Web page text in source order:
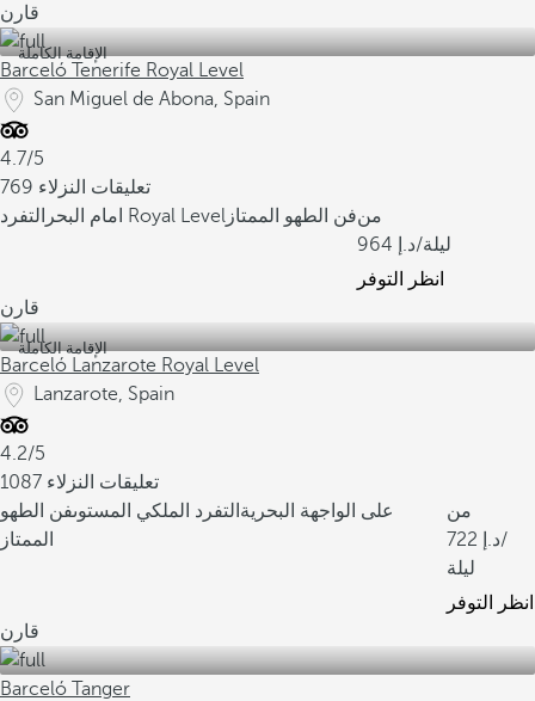
قارن
الإقامة الكاملة
Barceló Tenerife Royal Level
San Miguel de Abona, Spain
4.7/5
769 تعليقات النزلاء
امام البحر
التفرد Royal Level فن الطهو الممتازمن
964
/ليلة
انظر التوفر
قارن
الإقامة الكاملة
Barceló Lanzarote Royal Level
Lanzarote, Spain
4.2/5
1087 تعليقات النزلاء
على الواجهة البحرية التفرد الملكي المستوىفن الطهو
الممتاز
من
722
/
ليلة
انظر التوفر
قارن
Barceló Tanger